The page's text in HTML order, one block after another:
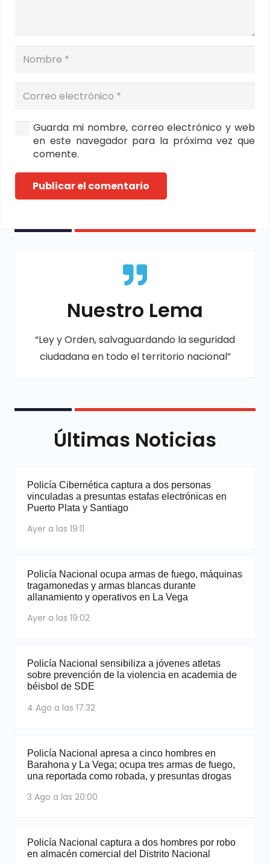
Guarda mi nombre, correo electrónico y web
en este navegador para la próxima vez que
comente.
Publicar el comentario
Nuestro Lema
“Ley y Orden, salvaguardando la seguridad
ciudadana en todo el territorio nacional”
Últimas Noticias
Policía Cibernética captura a dos personas
vinculadas a presuntas estafas electrónicas en
Puerto Plata y Santiago
Ayer a las 19:11
Policía Nacional ocupa armas de fuego, máquinas
tragamonedas y armas blancas durante
allanamiento y operativos en La Vega
Ayer a las 19:02
Policía Nacional sensibiliza a jóvenes atletas
sobre prevención de la violencia en academia de
béisbol de SDE
4 Ago a las 17:32
Policía Nacional apresa a cinco hombres en
Barahona y La Vega; ocupa tres armas de fuego,
una reportada como robada, y presuntas drogas
3 Ago a las 20:00
Policía Nacional captura a dos hombres por robo
en almacén comercial del Distrito Nacional